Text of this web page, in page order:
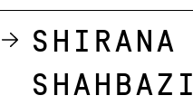
Shirana
Shahbazi